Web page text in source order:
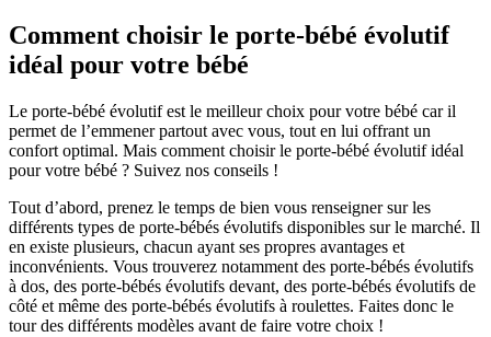
Comment choisir le porte-bébé évolutif
idéal pour votre bébé
Le porte-bébé évolutif est le meilleur choix pour votre bébé car il
permet de l’emmener partout avec vous, tout en lui offrant un
confort optimal. Mais comment choisir le porte-bébé évolutif idéal
pour votre bébé ? Suivez nos conseils !
Tout d’abord, prenez le temps de bien vous renseigner sur les
différents types de porte-bébés évolutifs disponibles sur le marché. Il
en existe plusieurs, chacun ayant ses propres avantages et
inconvénients. Vous trouverez notamment des porte-bébés évolutifs
à dos, des porte-bébés évolutifs devant, des porte-bébés évolutifs de
côté et même des porte-bébés évolutifs à roulettes. Faites donc le
tour des différents modèles avant de faire votre choix !